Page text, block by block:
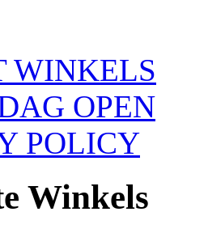
WINKELS
OPEN
POLICY
Winkels